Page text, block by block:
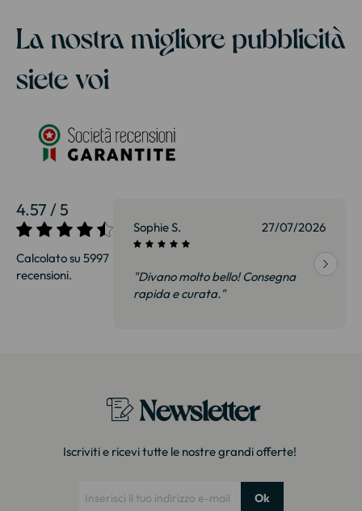
La nostra migliore pubblicità
siete voi
4.57 / 5
Calcolato su 5997
recensioni.
27/07/2026 Sophie S. 27/07/2026
"Divano molto bello! Consegna
rapida e curata."
Newsletter
Iscriviti e ricevi tutte le nostre grandi offerte!
Ok